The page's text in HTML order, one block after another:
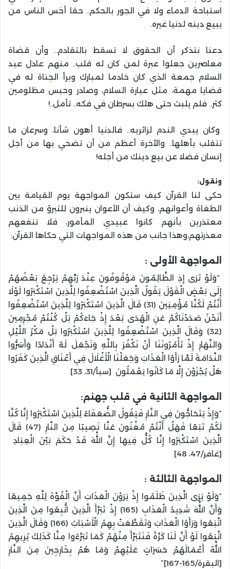
استباحة الدماء ولا في الجور بالحكم.. حقا أخس الناس من
يبيع دينه لدنيا غيره.
دعنا نتذكر أن الحقوق لا تسقط بالتقادم.. وأن قضاة
معاصرين جعلوا عبرة لمن كان له قلب.. منهم عادل عبد
السلام جمعة الذي كان خادما لمبارك وبرأ الجناة له في
قضايا مهمة، مثل عبارة السلام، وصادر وحبس مظلومين
كثر.. فلم يلبث حتى هلك بسرطان في فكه.. تأمل..!
وكان يبدي الندم لزائريه.. فالدنيا أهون شأنا، وسرعان ما
تتقلب بأهلها.. والآخرة أعظم من أن تضحي بها من أجل
إنسان فضلا عن بيع دينك من أجله!
ونقول:
حكى لنا القرآن كيف ستكون المواجهة يوم القيامة بين
الطغاة وأعوانهم، وكيف أن الأعوان ينبرون للتبرؤ من الذنب
معتذرين بأنهم كانوا عبيدي المأمور، فلا تنفعهم
معذرتهم،وهذا جانب من هذه المواجهات التي حكاها القرآن:
المواجهة الأولى :
“وَلَوْ تَرَى إِذِ الظَّالِمُونَ مَوْقُوفُونَ عِنْدَ رَبِّهِمْ يَرْجِعُ بَعْضُهُمْ
إِلَى بَعْضٍ الْقَوْلَ يَقُولُ الَّذِينَ اسْتُضْعِفُوا لِلَّذِينَ اسْتَكْبَرُوا لَوْلَا
أَنْتُمْ لَكُنَّا مُؤْمِنِينَ (31) قَالَ الَّذِينَ اسْتَكْبَرُوا لِلَّذِينَ اسْتُضْعِفُوا
أَنَحْنُ صَدَدْنَاكُمْ عَنِ الْهُدَى بَعْدَ إِذْ جَاءَكُمْ بَلْ كُنْتُمْ مُجْرِمِينَ
(32) وَقَالَ الَّذِينَ اسْتُضْعِفُوا لِلَّذِينَ اسْتَكْبَرُوا بَلْ مَكْرُ اللَّيْلِ
وَالنَّهَارِ إِذْ تَأْمُرُونَنَا أَنْ نَكْفُرَ بِاللَّهِ وَنَجْعَلَ لَهُ أَنْدَادًا وَأَسَرُّوا
النَّدَامَةَ لَمَّا رَأَوُا الْعَذَابَ وَجَعَلْنَا الْأَغْلَالَ فِي أَعْنَاقِ الَّذِينَ كَفَرُوا
هَلْ يُجْزَوْنَ إِلَّا مَا كَانُوا يَعْمَلُونَ [سبأ/31، 33]
المواجهة الثانية في قلب جهنم:
“وَإِذْ يَتَحَاجُّونَ فِي النَّارِ فَيَقُولُ الضُّعَفَاءُ لِلَّذِينَ اسْتَكْبَرُوا إِنَّا كُنَّا
لَكُمْ تَبَعًا فَهَلْ أَنْتُمْ مُغْنُونَ عَنَّا نَصِيبًا مِنَ النَّارِ (47) قَالَ
الَّذِينَ اسْتَكْبَرُوا إِنَّا كُلٌّ فِيهَا إِنَّ اللَّهَ قَدْ حَكَمَ بَيْنَ الْعِبَادِ
[غافر/47، 48]
المواجهة الثالثة :
“وَلَوْ يَرَى الَّذِينَ ظَلَمُوا إِذْ يَرَوْنَ الْعَذَابَ أَنَّ الْقُوَّةَ لِلَّهِ جَمِيعًا
وَأَنَّ اللَّهَ شَدِيدُ الْعَذَابِ (165) إِذْ تَبَرَّأَ الَّذِينَ اتُّبِعُوا مِنَ الَّذِينَ
اتَّبَعُوا وَرَأَوُا الْعَذَابَ وَتَقَطَّعَتْ بِهِمُ الْأَسْبَابُ (166) وَقَالَ الَّذِينَ
اتَّبَعُوا لَوْ أَنَّ لَنَا كَرَّةً فَنَتَبَرَّأَ مِنْهُمْ كَمَا تَبَرَّءُوا مِنَّا كَذَلِكَ يُرِيهِمُ
اللَّهُ أَعْمَالَهُمْ حَسَرَاتٍ عَلَيْهِمْ وَمَا هُمْ بِخَارِجِينَ مِنَ النَّارِ
[البقرة/165-167]”